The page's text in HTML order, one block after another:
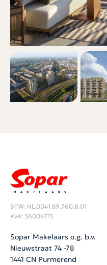
BTW: NL.0041.89.760.B.01
KvK: 36004715
Sopar Makelaars o.g. b.v.
Nieuwstraat 74 -78
1441 CN Purmerend